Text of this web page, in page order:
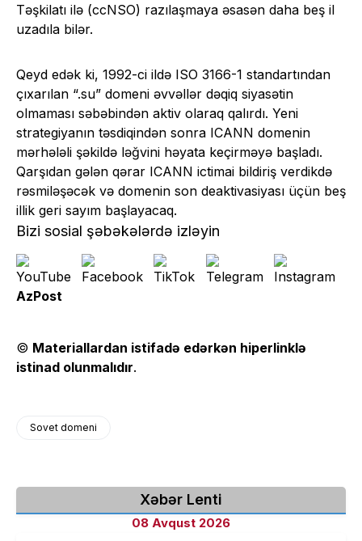
Təşkilatı ilə (ccNSO) razılaşmaya əsasən daha beş il
uzadıla bilər.
Qeyd edək ki, 1992-ci ildə ISO 3166-1 standartından
çıxarılan “.su” domeni əvvəllər dəqiq siyasətin
olmaması səbəbindən aktiv olaraq qalırdı. Yeni
strategiyanın təsdiqindən sonra ICANN domenin
mərhələli şəkildə ləğvini həyata keçirməyə başladı.
Qarşıdan gələn qərar ICANN ictimai bildiriş verdikdə
rəsmiləşəcək və domenin son deaktivasiyası üçün beş
illik geri sayım başlayacaq.
Bizi sosial şəbəkələrdə izləyin
AzPost
© Materiallardan istifadə edərkən hiperlinklə
istinad olunmalıdır.
Sovet domeni
Xəbər Lenti
08 Avqust 2026